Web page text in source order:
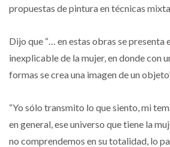
propuestas de pintura en técnicas
Dijo que “… en estas obras se presenta
inexplicable de la mujer, en donde con
formas se crea una imagen de un
“Yo sólo transmito lo que siento, mi
en general, ese universo que tiene la
no comprendemos en su totalidad, lo